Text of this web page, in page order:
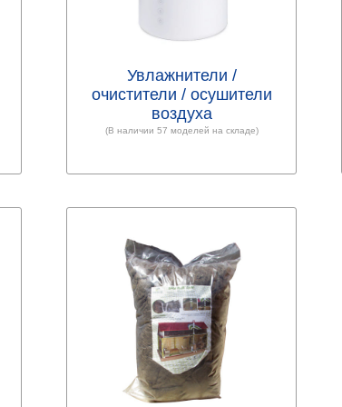
Увлажнители /
очистители / осушители
воздуха
(В наличии 57 моделей на складе)